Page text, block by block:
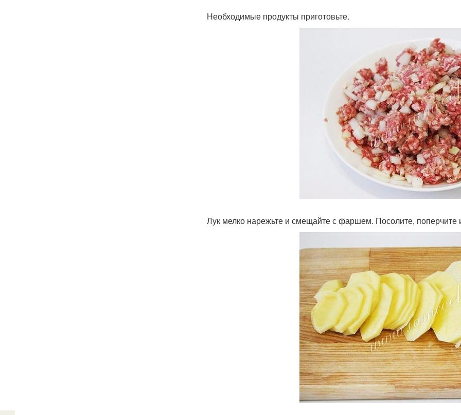
Необходимые продукты приготовьте.
Лук мелко нарежьте и смещайте с фаршем. Посолите, поперчите